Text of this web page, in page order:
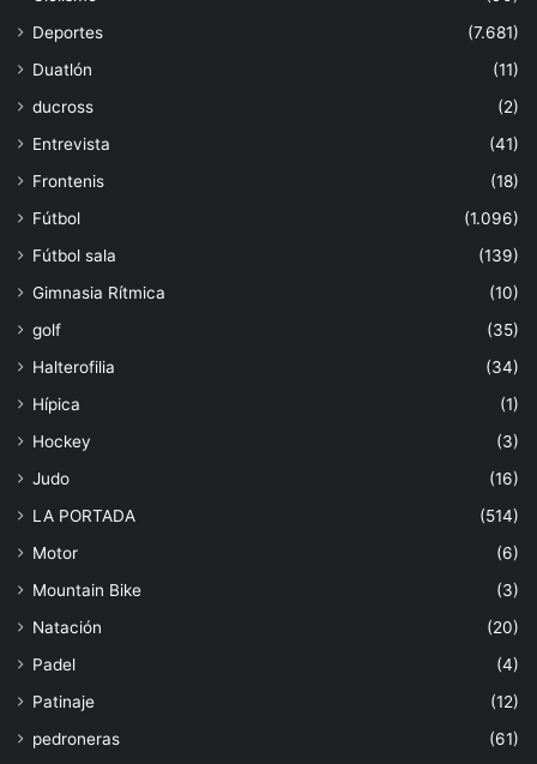
Deportes
(7.681)
Duatlón
(11)
ducross
(2)
Entrevista
(41)
Frontenis
(18)
Fútbol
(1.096)
Fútbol sala
(139)
Gimnasia Rítmica
(10)
golf
(35)
Halterofilia
(34)
Hípica
(1)
Hockey
(3)
Judo
(16)
LA PORTADA
(514)
Motor
(6)
Mountain Bike
(3)
Natación
(20)
Padel
(4)
Patinaje
(12)
pedroneras
(61)